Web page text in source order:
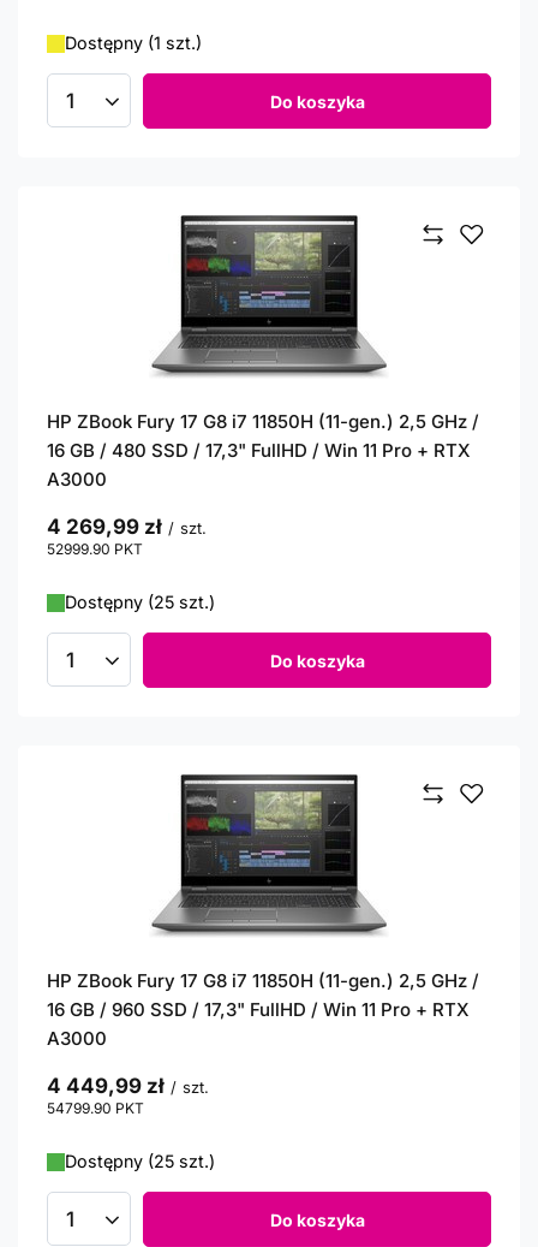
Dostępny (1 szt.)
Ilość produktów Do koszyka
HP ZBook Fury 17 G8 i7 11850H (11-gen.) 2,5 GHz /
16 GB / 480 SSD / 17,3" FullHD / Win 11 Pro + RTX
A3000
4 269,99 zł / szt.
52999.90 PKT
Dostępny (25 szt.)
Ilość produktów Do koszyka
HP ZBook Fury 17 G8 i7 11850H (11-gen.) 2,5 GHz /
16 GB / 960 SSD / 17,3" FullHD / Win 11 Pro + RTX
A3000
4 449,99 zł / szt.
54799.90 PKT
Dostępny (25 szt.)
Ilość produktów Do koszyka